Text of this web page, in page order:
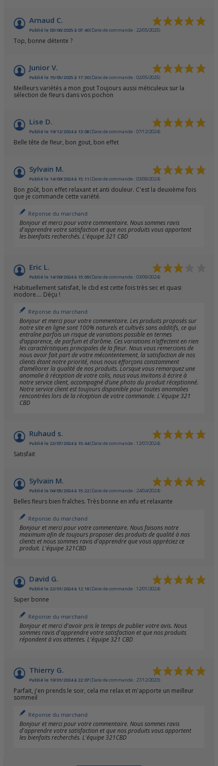
Arnaud C.
Publié le 03/06/2025 à 07:40(Date de commande : 22/05/2025)
Top, bonne détente ?
Junior V.
Publié le 15/05/2025 à 17:30(Date de commande : 02/05/2025)
Meilleurs variétés a mon gout Toujours aussi méticuleux sur la
sélection de fleurs dans vos pochon
Lise D.
Publié le 19/12/2024 à 13:08(Date de commande : 07/12/2024)
Belle tête de fleur, bon gout, bon effet
Sylvain M.
Publié le 14/09/2024 à 15:11 (Date de commande : 03/09/2024)
Bon goût, bon effet relaxant et anti douleur. C'est la deuxième fois
que je commande cette variété.
Réponse du marchand
Bonjour et merci pour votre commentaire. Nous sommes ravis
d'apprendre votre satisfaction et que nos produits vous apportent
les bienfaits recherchés. L'équipe 321 CBD
Eric L.
Publié le 14/09/2024 à 15:09(Date de commande : 03/09/2024)
Habituellement satisfait, le cbd est cette fois très sec et quasi
inodore.... Déçu !
Réponse du marchand
Bonjour et merci pour votre commentaire. Les produits proposés sur
notre site en ligne sont 100% naturels et cultivés sans additifs, ce qui
entraîne parfois un risque de variations possible en termes
d’apparence, de parfum et d’arôme. Ces variations n’affectent en rien
les caractéristiques principales de la fleur. Nous vous remercions de
nous avoir fait part de votre mécontentement, la satisfaction de nos
clients étant notre priorité, nous nous efforçons constamment
d’améliorer la qualité de nos produits. Lorsque vous remarquez une
anomalie à réception de votre colis, nous vous invitons à écrire à
notre service client, accompagné d’une photo du produit réceptionné.
Notre service client est toujours disponible pour toutes anomalies
rencontrées lors de la réception de votre commande. L'équipe 321
CBD
Ruhaud s.
Publié le 22/07/2024 à 15:44(Date de commande : 12/07/2024)
Satisfait
Sylvain M.
Publié le 04/05/2024 à 15:22(Date de commande : 24/04/2024)
Belles fleurs bien fraîches. Très bonne en infu et relaxante
Réponse du marchand
Bonjour et merci pour votre commentaire. Nous faisons notre
maximum afin de toujours proposer des produits de qualité à nos
clients et nous sommes ravis d'apprendre que vous appréciez ce
produit. L'équipe 321CBD
David G.
Publié le 22/01/2024 à 12:18(Date de commande : 12/01/2024)
Super bonne
Réponse du marchand
Bonjour et merci d'avoir pris le temps de publier votre avis. Nous
sommes ravis d'apprendre votre satisfaction et que nos produits
répondent à vos attentes. L'équipe 321 CBD
Thierry G.
Publié le 10/01/2024 à 22:07(Date de commande : 27/12/2023)
Parfait, j'en prends le soir, cela me relax et m'apporte un meilleur
sommeil
Réponse du marchand
Bonjour et merci pour votre commentaire. Nous sommes ravis
d'apprendre votre satisfaction et que nos produits vous apportent
les bienfaits recherchés. L'équipe 321CBD